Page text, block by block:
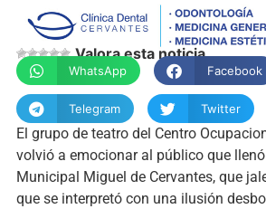
Valora esta noticia
WhatsApp Facebook
Telegram Twitter
El grupo de teatro del Centro
volvió a emocionar al público que
Municipal Miguel de Cervantes, que
que se interpretó con una ilusión